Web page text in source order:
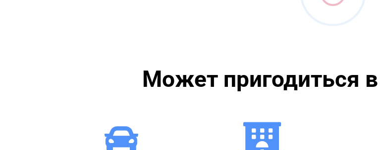
Может пригодиться